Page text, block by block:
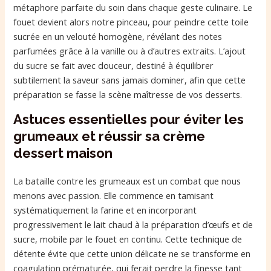
métaphore parfaite du soin dans chaque geste culinaire. Le
fouet devient alors notre pinceau, pour peindre cette toile
sucrée en un velouté homogène, révélant des notes
parfumées grâce à la vanille ou à d’autres extraits. L’ajout
du sucre se fait avec douceur, destiné à équilibrer
subtilement la saveur sans jamais dominer, afin que cette
préparation se fasse la scène maîtresse de vos desserts.
Astuces essentielles pour éviter les
grumeaux et réussir sa crème
dessert maison
La bataille contre les grumeaux est un combat que nous
menons avec passion. Elle commence en tamisant
systématiquement la farine et en incorporant
progressivement le lait chaud à la préparation d’œufs et de
sucre, mobile par le fouet en continu. Cette technique de
détente évite que cette union délicate ne se transforme en
coagulation prématurée, qui ferait perdre la finesse tant